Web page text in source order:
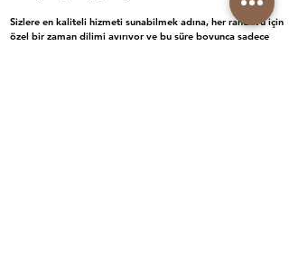
Sizlere en kaliteli hizmeti sunabilmek adına, her randevu için
özel bir zaman dilimi ayırıyor ve bu süre boyunca sadece